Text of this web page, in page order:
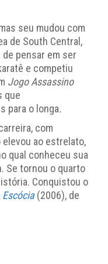
seu mudou com
de South Central,
pensar em ser
e competiu
Jogo Assassino
que
para o longa.
com
ao estrelato,
qual conheceu sua
Se tornou o quarto
Conquistou o
Escócia(2006), de